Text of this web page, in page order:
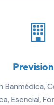
Banmédica,
Esencial,